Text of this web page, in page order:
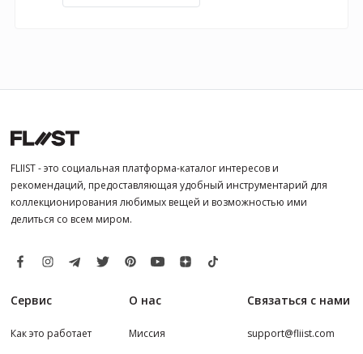
FLIIST - это социальная платформа-каталог интересов и
рекомендаций, предоставляющая удобный инструментарий для
коллекционирования любимых вещей и возможностью ими
делиться со всем миром.
Сервис
Как это работает
О нас
Миссия
Связаться с нами
support@fliist.com